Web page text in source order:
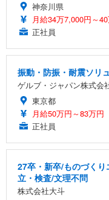
神奈川県
月給34万7,000円～
正社員
振動・防振・耐震ソリ
ゲルブ・ジャパン株式会
東京都
月給50万円～83万円
正社員
27卒・新卒/ものづく
立・検査/文理不問
株式会社大斗